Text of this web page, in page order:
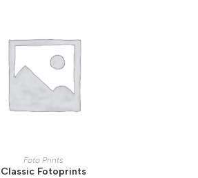
Foto Prints
Classic Fotoprints